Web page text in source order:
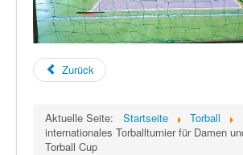
Zurück
Aktuelle Seite: Startseite
Torball
internationales Torballturnier für Damen
Torball Cup